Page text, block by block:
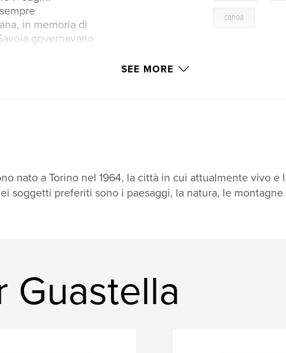
in memoria di
governavano
Alvernia.
canoa
SEE MORE
nato a Torino nel 1964, la città in cui attualmente vivo
soggetti preferiti sono i paesaggi, la natura, le
Guastella